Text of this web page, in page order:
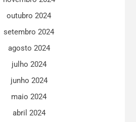
outubro 2024
setembro 2024
agosto 2024
julho 2024
junho 2024
maio 2024
abril 2024